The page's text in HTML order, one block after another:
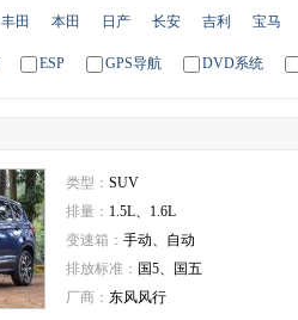
丰田 本田 日产 长安 吉利 宝马
ESP GPS导航 DVD系统
类型： SUV
排量： 1.5L、1.6L
变速箱： 手动、自动
排放标准： 国5、国五
厂商： 东风风行